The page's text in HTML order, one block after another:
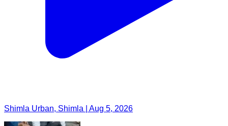
Shimla Urban, Shimla | Aug 5, 2026